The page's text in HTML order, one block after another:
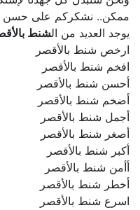
ممكن.. نشكركم على حسن
يوجد العديد من ال شنط بالأقصر
ارخص شنط بالأقصر
افخم شنط بالأقصر
أحسن شنط بالأقصر
أضخم شنط بالأقصر
أجمل شنط بالأقصر
أصغر شنط بالأقصر
أكبر شنط بالأقصر
أأمن شنط بالأقصر
أخطر شنط بالأقصر
اسرع شنط بالأقصر